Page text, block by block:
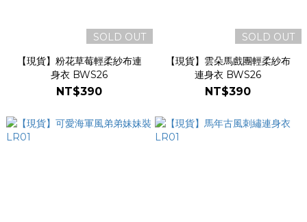
SOLD OUT
【現貨】粉花草莓輕柔紗布連
身衣 BWS26
NT$390
SOLD OUT
【現貨】雲朵馬戲團輕柔紗布
連身衣 BWS26
NT$390